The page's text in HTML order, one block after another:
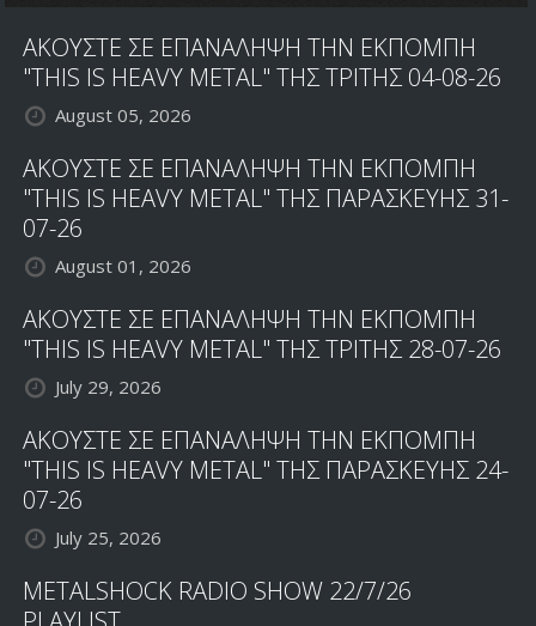
ΑΚΟΥΣΤΕ ΣΕ ΕΠΑΝΑΛΗΨΗ ΤΗΝ ΕΚΠΟΜΠΗ
"THIS IS HEAVY METAL" ΤΗΣ ΤΡΙΤΗΣ 04-08-26
August 05, 2026
ΑΚΟΥΣΤΕ ΣΕ ΕΠΑΝΑΛΗΨΗ ΤΗΝ ΕΚΠΟΜΠΗ
"THIS IS HEAVY METAL" ΤΗΣ ΠΑΡΑΣΚΕΥΗΣ 31-
07-26
August 01, 2026
ΑΚΟΥΣΤΕ ΣΕ ΕΠΑΝΑΛΗΨΗ ΤΗΝ ΕΚΠΟΜΠΗ
"THIS IS HEAVY METAL" ΤΗΣ ΤΡΙΤΗΣ 28-07-26
July 29, 2026
ΑΚΟΥΣΤΕ ΣΕ ΕΠΑΝΑΛΗΨΗ ΤΗΝ ΕΚΠΟΜΠΗ
"THIS IS HEAVY METAL" ΤΗΣ ΠΑΡΑΣΚΕΥΗΣ 24-
07-26
July 25, 2026
METALSHOCK RADIO SHOW 22/7/26